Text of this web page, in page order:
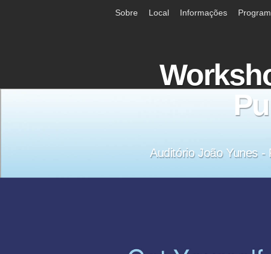
Sobre Local Informações
Auditório João Yunes -